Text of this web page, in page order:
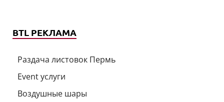
BTL РЕКЛАМА
Раздача листовок Пермь
Event услуги
Воздушные шары